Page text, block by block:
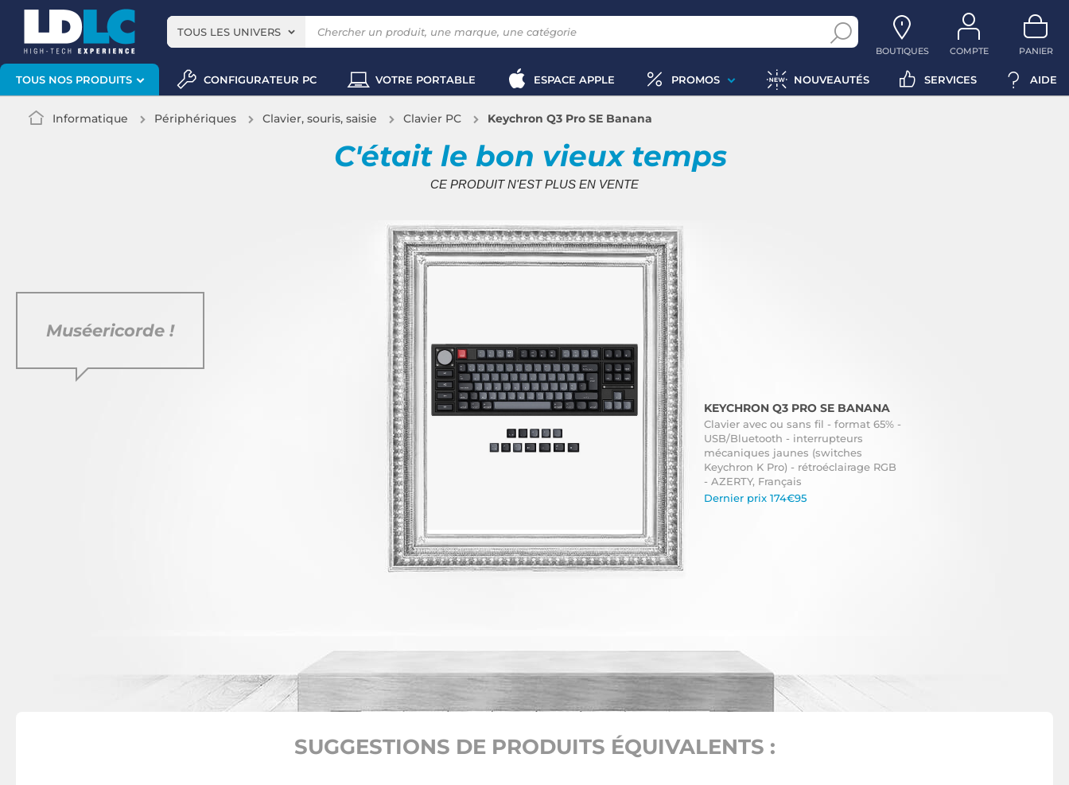
TOUS LES UNIVERS
BOUTIQUES COMPTE PANIER
TOUS NOS PRODUITS CONFIGURATEUR PC VOTRE PORTABLE ESPACE APPLE PROMOS NOUVEAUTÉS SERVICES AIDE
Informatique Périphériques Clavier, souris, saisie Clavier PC Keychron Q3 Pro SE Banana
C'était le bon vieux temps
CE PRODUIT N'EST PLUS EN VENTE
KEYCHRON Q3 PRO SE BANANA
Clavier avec ou sans fil - format 65% -
USB/Bluetooth - interrupteurs
mécaniques jaunes (switches
Keychron K Pro) - rétroéclairage RGB
- AZERTY, Français
Dernier prix 174€95
Muséericorde !
SUGGESTIONS DE PRODUITS ÉQUIVALENTS :